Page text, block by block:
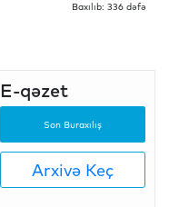
Baxılıb: 336 dəfə
E-qəzet
Son Buraxılış
Arxivə Keç